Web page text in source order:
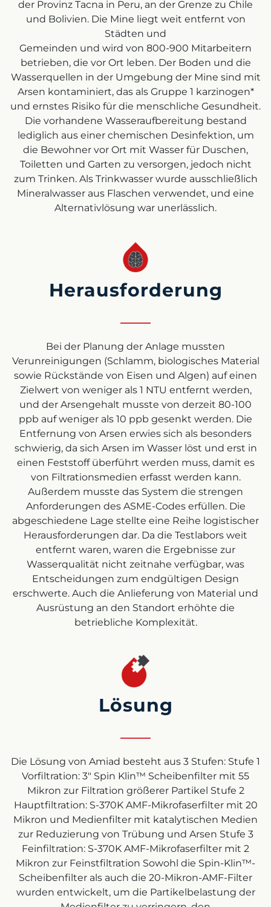
der Provinz Tacna in Peru, an der Grenze zu Chile
und Bolivien. Die Mine liegt weit entfernt von
Städten und
Gemeinden und wird von 800-900 Mitarbeitern
betrieben, die vor Ort leben. Der Boden und die
Wasserquellen in der Umgebung der Mine sind mit
Arsen kontaminiert, das als Gruppe 1 karzinogen*
und ernstes Risiko für die menschliche Gesundheit.
Die vorhandene Wasseraufbereitung bestand
lediglich aus einer chemischen Desinfektion, um
die Bewohner vor Ort mit Wasser für Duschen,
Toiletten und Garten zu versorgen, jedoch nicht
zum Trinken. Als Trinkwasser wurde ausschließlich
Mineralwasser aus Flaschen verwendet, und eine
Alternativlösung war unerlässlich.
Herausforderung
Bei der Planung der Anlage mussten
Verunreinigungen (Schlamm, biologisches Material
sowie Rückstände von Eisen und Algen) auf einen
Zielwert von weniger als 1 NTU entfernt werden,
und der Arsengehalt musste von derzeit 80-100
ppb auf weniger als 10 ppb gesenkt werden. Die
Entfernung von Arsen erwies sich als besonders
schwierig, da sich Arsen im Wasser löst und erst in
einen Feststoff überführt werden muss, damit es
von Filtrationsmedien erfasst werden kann.
Außerdem musste das System die strengen
Anforderungen des ASME-Codes erfüllen. Die
abgeschiedene Lage stellte eine Reihe logistischer
Herausforderungen dar. Da die Testlabors weit
entfernt waren, waren die Ergebnisse zur
Wasserqualität nicht zeitnahe verfügbar, was
Entscheidungen zum endgültigen Design
erschwerte. Auch die Anlieferung von Material und
Ausrüstung an den Standort erhöhte die
betriebliche Komplexität.
Lösung
Die Lösung von Amiad besteht aus 3 Stufen: Stufe 1
Vorfiltration: 3″ Spin Klin™ Scheibenfilter mit 55
Mikron zur Filtration größerer Partikel Stufe 2
Hauptfiltration: S-370K AMF-Mikrofaserfilter mit 20
Mikron und Medienfilter mit katalytischen Medien
zur Reduzierung von Trübung und Arsen Stufe 3
Feinfiltration: S-370K AMF-Mikrofaserfilter mit 2
Mikron zur Feinstfiltration Sowohl die Spin-Klin™-
Scheibenfilter als auch die 20-Mikron-AMF-Filter
wurden entwickelt, um die Partikelbelastung der